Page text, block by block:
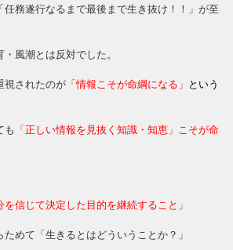
任務遂行なるまで最後まで生き抜け！！」が至
風潮とは反対でした。
視されたのが 「情報こそが命綱になる」 という
も 「正しい情報を見抜く知識・知恵」こそが命
を信じて決定した目的を継続すること」
めて「生きるとはどういうことか？」